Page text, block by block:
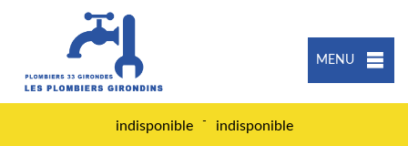
MENU
indisponible - indisponible